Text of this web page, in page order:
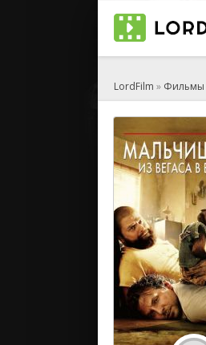
LordFilm » Фильмы